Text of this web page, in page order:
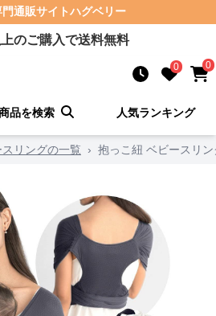
門通販サイトハグベリー
上のご購入で送料無料
0 0
品を検索 人気ランキング
リングの一覧 › 抱っこ紐 ベビースリ